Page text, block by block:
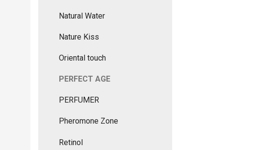
Natural Water
Nature Kiss
Oriental touch
PERFECT AGE
PERFUMER
Pheromone Zone
Retinol